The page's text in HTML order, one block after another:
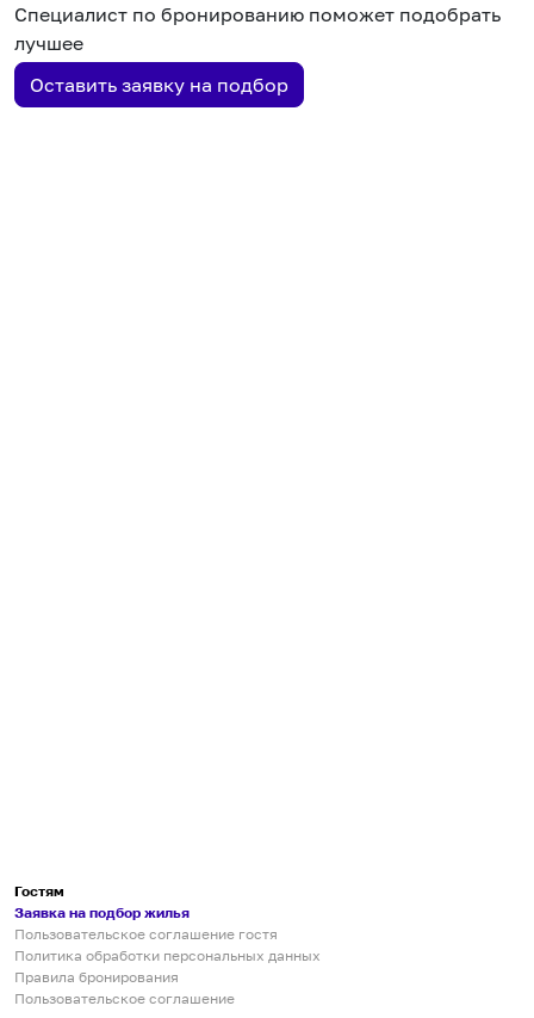
Специалист по бронированию поможет подобрать
лучшее
Оставить заявку на подбор
Гостям
Заявка на подбор жилья
Пользовательское соглашение гостя
Политика обработки персональных данных
Правила бронирования
Пользовательское соглашение